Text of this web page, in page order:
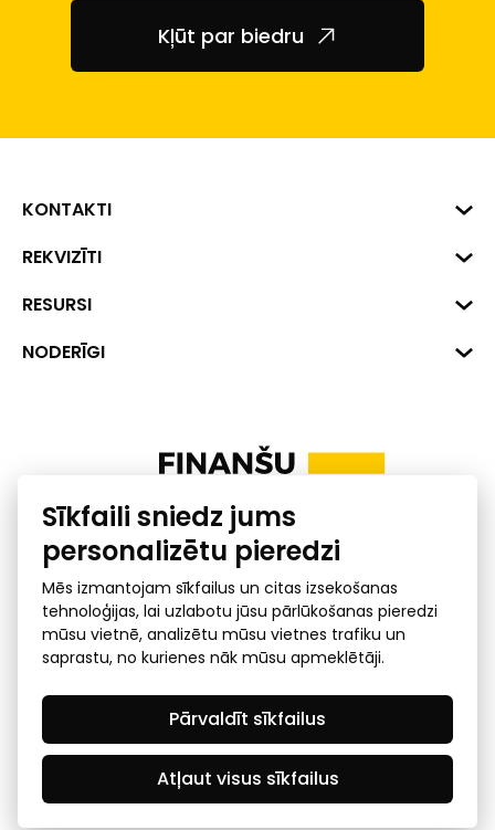
Kļūt par biedru
KONTAKTI
Biznesa centrs "VERDE" Roberta
1045
+371 287 18175
REKVIZĪTI
Reģ. Nr. 40008002175
Banka: SEB Banka
RESURSI
Dati
Uzņēmumu kredītspējas kalkulators
NODERĪGI
Ombuds
Privātuma politika
GDPR subjekta piekļuves
pieprasījums
© 2026 Latvijas Finanšu nozares asociācija - visas tiesības
rezervētas
Created by Mediapark
Sīkfaili sniedz jums
personalizētu pieredzi
Mēs izmantojam sīkfailus un citas izsekošanas
tehnoloģijas, lai uzlabotu jūsu pārlūkošanas pieredzi
mūsu vietnē, analizētu mūsu vietnes trafiku un
saprastu, no kurienes nāk mūsu apmeklētāji.
Atļaut visus sīkfailus
Pārvaldīt sīkfailus